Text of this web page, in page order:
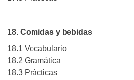
18. Comidas y bebidas
18.1 Vocabulario
18.2 Gramática
18.3 Prácticas